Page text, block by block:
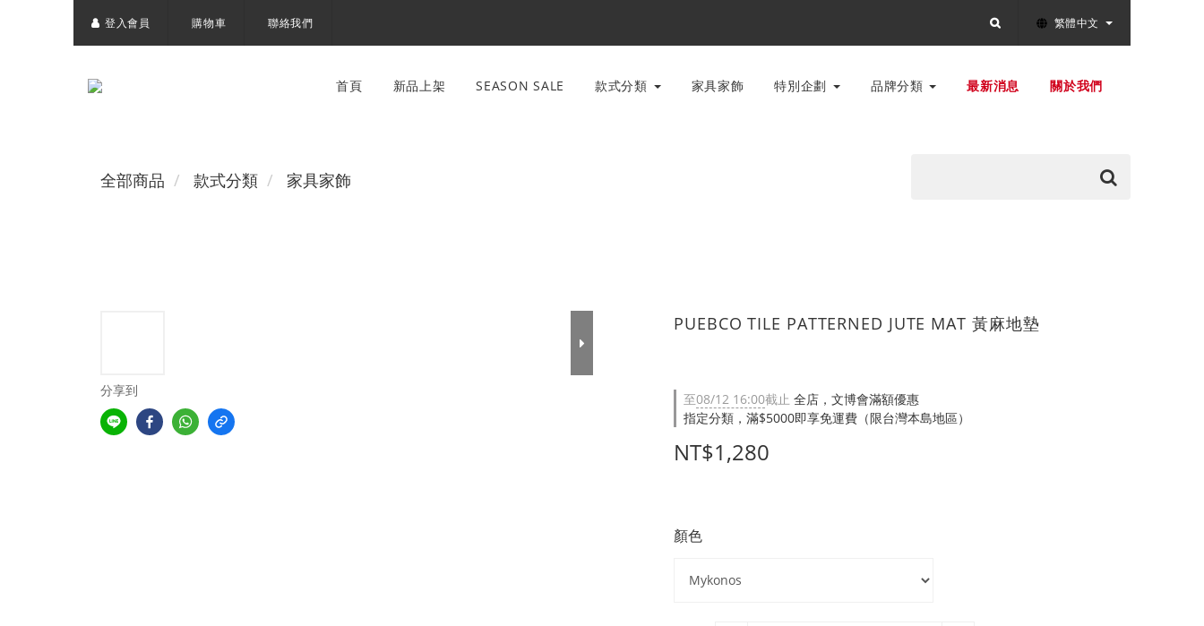
登入會員 購物車 聯絡我們 繁體中文
首頁 新品上架 SEASON SALE 款式分類 家具家飾 特別企劃 品牌分類 最新消息 關於我們
全部商品 款式分類 家具家飾
分享到
PUEBCO TILE PATTERNED JUTE MAT 黃麻地墊
至08/12 16:00截止 全店，文博會滿額優惠
指定分類，滿$5000即享免運費（限台灣本島地區）
NT$1,280
顏色